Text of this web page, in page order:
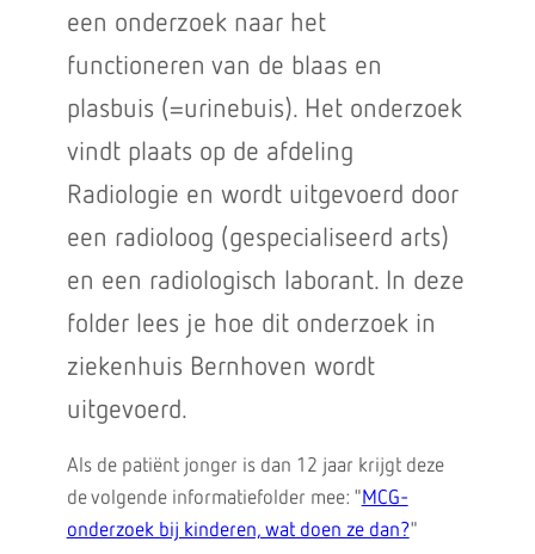
een onderzoek naar het
functioneren van de blaas en
plasbuis (=urinebuis). Het onderzoek
vindt plaats op de afdeling
Radiologie en wordt uitgevoerd door
een radioloog (gespecialiseerd arts)
en een radiologisch laborant. In deze
folder lees je hoe dit onderzoek in
ziekenhuis Bernhoven wordt
uitgevoerd.
Als de patiënt jonger is dan 12 jaar krijgt deze
de volgende informatiefolder mee: "MCG-
onderzoek bij kinderen, wat doen ze dan?"